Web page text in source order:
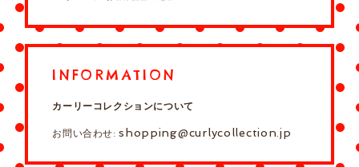
INFORMATION
カーリーコレクションについて
お問い合わせ:shopping@curlycollection.jp